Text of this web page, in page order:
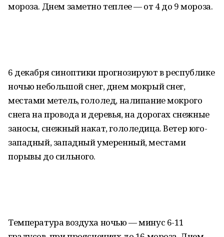
мороза. Днем заметно теплее — от 4 до 9 мороза.
6 декабря синоптики прогнозируют в республике
ночью небольшой снег, днем мокрый снег,
местами метель, гололед, налипание мокрого
снега на провода и деревья, на дорогах снежные
заносы, снежный накат, гололедица. Ветер юго-
западный, западный умеренный, местами
порывы до сильного.
Температура воздуха ночью — минус 6-11